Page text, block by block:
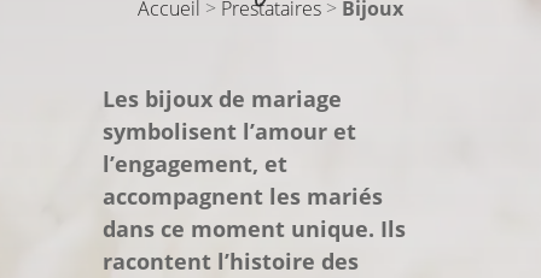
Accueil > Prestataires> Bijoux
Les bijoux de mariage
symbolisent l’amour et
l’engagement, et
accompagnent les mariés
dans ce moment unique. Ils
racontent l’histoire des